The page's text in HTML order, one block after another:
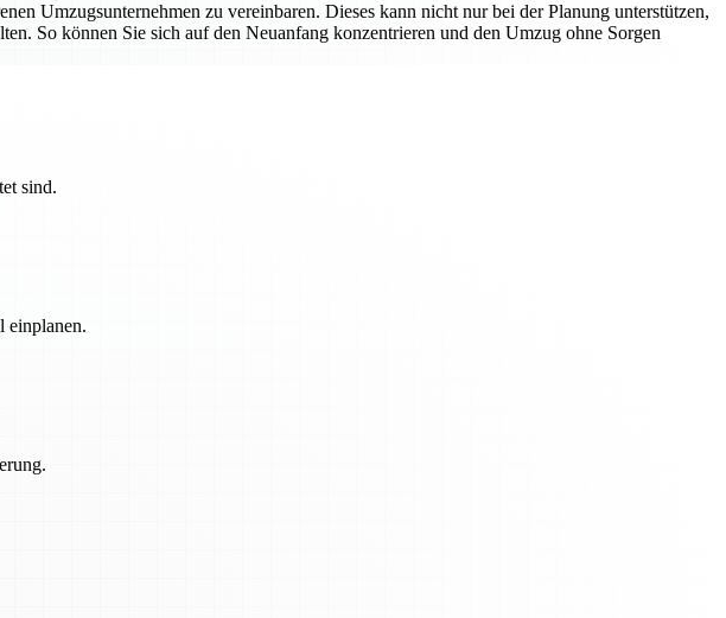
Umzugsunternehmen zu vereinbaren. Dieses kann nicht nur bei der Planung unterstützen,
So können Sie sich auf den Neuanfang konzentrieren und den Umzug ohne Sorgen
sind.
einplanen.